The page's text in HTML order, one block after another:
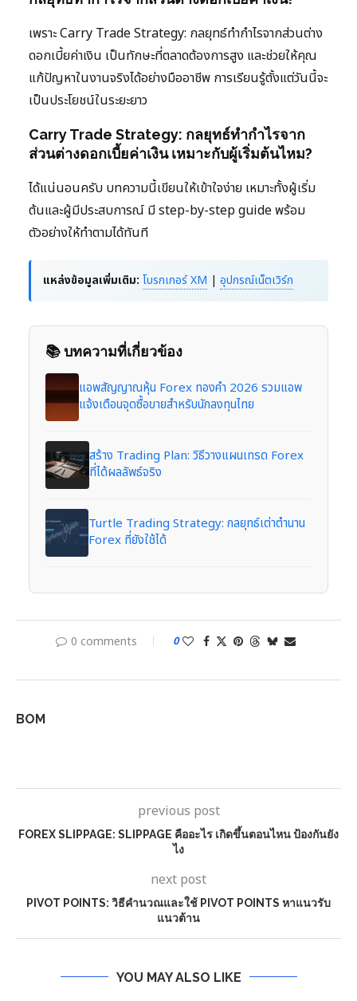
เพราะ Carry Trade Strategy: กลยุทธ์ทำกำไรจากส่วนต่าง
ดอกเบี้ยค่าเงิน เป็นทักษะที่ตลาดต้องการสูง และช่วยให้คุณ
แก้ปัญหาในงานจริงได้อย่างมืออาชีพ การเรียนรู้ตั้งแต่วันนี้จะ
เป็นประโยชน์ในระยะยาว
Carry Trade Strategy: กลยุทธ์ทำกำไรจาก
ส่วนต่างดอกเบี้ยค่าเงิน เหมาะกับผู้เริ่มต้นไหม?
ได้แน่นอนครับ บทความนี้เขียนให้เข้าใจง่าย เหมาะทั้งผู้เริ่ม
ต้นและผู้มีประสบการณ์ มี step-by-step guide พร้อม
ตัวอย่างให้ทำตามได้ทันที
แหล่งข้อมูลเพิ่มเติม: โบรกเกอร์ XM | อุปกรณ์เน็ตเวิร์ก
📚 บทความที่เกี่ยวข้อง
แอพสัญญาณหุ้น Forex ทองคำ 2026 รวมแอพ
แจ้งเตือนจุดซื้อขายสำหรับนักลงทุนไทย
สร้าง Trading Plan: วิธีวางแผนเทรด Forex
ที่ได้ผลลัพธ์จริง
Turtle Trading Strategy: กลยุทธ์เต่าตำนาน
Forex ที่ยังใช้ได้
0 comments 0
BOM
previous post
FOREX SLIPPAGE: SLIPPAGE คืออะไร เกิดขึ้นตอนไหน ป้องกันยัง
ไง
next post
PIVOT POINTS: วิธีคำนวณและใช้ PIVOT POINTS หาแนวรับ
แนวต้าน
YOU MAY ALSO LIKE